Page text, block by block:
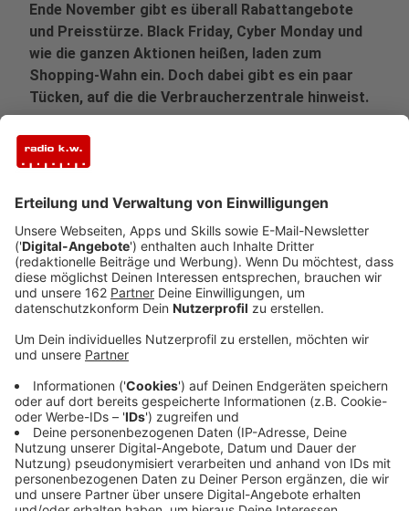
Ende November gibt es überall Rabattangebote
und Preisstürze. Black Friday, Cyber Monday und
wie die ganzen Aktionen heißen, laden zum
Shopping-Wahn ein. Doch dabei gibt es ein paar
Tücken, auf die die Verbraucherzentrale hinweist.
Veröffentlicht:
Das iPhone plötzlich mehrere hundert Euro günstiger,
die absolute Traum-Uhr wird mit 50 Prozent Rabatt
angeboten und der Thermomix ist an Black Friday auch
billig zu bekommen. Überall werden Kundinnen und
Kunden rund um die Rabattwochen mit Black Friday,
Cyber Monday oder einer generellen Black Week mit
massiven Preissenkungen gelockt. Das ist der
Eindruck, den die oft auffälligen Werbungen machen.
Es könnte alles so einfach sein - ist es aber an
mancher Stelle nicht, wie dieVerbraucherzentrale
ganz genau weiß.
Anzeige